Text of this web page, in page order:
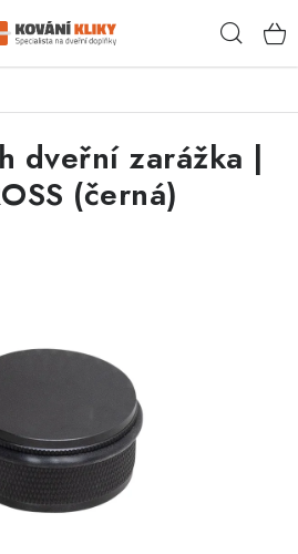
dveřní zarážka |
(černá)